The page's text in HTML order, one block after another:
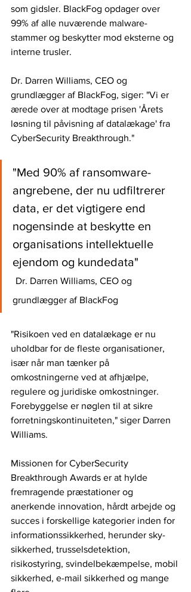
som gidsler. BlackFog opdager over
99% af alle nuværende malware-
stammer og beskytter mod eksterne og
interne trusler.
Dr. Darren Williams, CEO og
grundlægger af BlackFog, siger: "Vi er
ærede over at modtage prisen 'Årets
løsning til påvisning af datalækage' fra
CyberSecurity Breakthrough."
"Med 90% af ransomware-
angrebene, der nu udfiltrerer
data, er det vigtigere end
nogensinde at beskytte en
organisations intellektuelle
ejendom og kundedata"
Dr. Darren Williams, CEO og
grundlægger af BlackFog
"Risikoen ved en datalækage er nu
uholdbar for de fleste organisationer,
især når man tænker på
omkostningerne ved at afhjælpe,
regulere og juridiske omkostninger.
Forebyggelse er nøglen til at sikre
forretningskontinuiteten," siger Darren
Williams.
Missionen for CyberSecurity
Breakthrough Awards er at hylde
fremragende præstationer og
anerkende innovation, hårdt arbejde og
succes i forskellige kategorier inden for
informationssikkerhed, herunder sky-
sikkerhed, trusselsdetektion,
risikostyring, svindelbekæmpelse, mobil
sikkerhed, e-mail sikkerhed og mange